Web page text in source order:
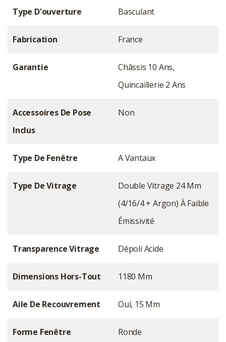
Type D'ouverture Basculant
Fabrication France
Garantie
Châssis 10 Ans,
Quincaillerie 2 Ans
Accessoires De Pose
Inclus
Non
Type De Fenêtre A Vantaux
Type De Vitrage
Double Vitrage 24 Mm
(4/16/4 + Argon) À Faible
Émissivité
Transparence Vitrage Dépoli Acide
Dimensions Hors-Tout 1180 Mm
Aile De Recouvrement Oui, 15 Mm
Forme Fenêtre Ronde